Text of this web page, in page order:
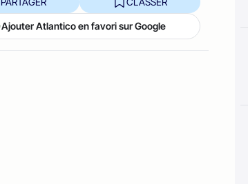
Ajouter Atlantico en favori sur Google